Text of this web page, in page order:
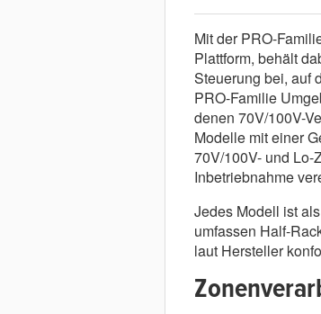
Mit der PRO-
Plattform, behält
Steuerung bei, auf
PRO-Familie
denen 70V/100V-
Modelle mit einer
70V/100V- und
Inbetriebnahme
Jedes Modell ist
umfassen Half-
laut Hersteller